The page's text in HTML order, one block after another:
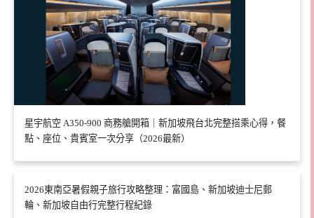
星宇航空 A350-900 商務艙開箱｜新加坡飛台北完整搭乘心得，餐
點、座位、貴賓室一次分享（2026最新）
2026東南亞暑假親子旅行攻略整理：富國島、新加坡迪士尼郵
輪、新加坡自由行完整行程紀錄